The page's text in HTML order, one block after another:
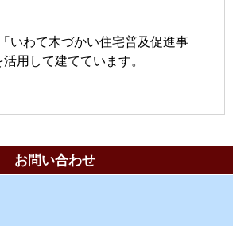
いわて木づかい住宅普及促進事
用して建てています。
お問い合わせ